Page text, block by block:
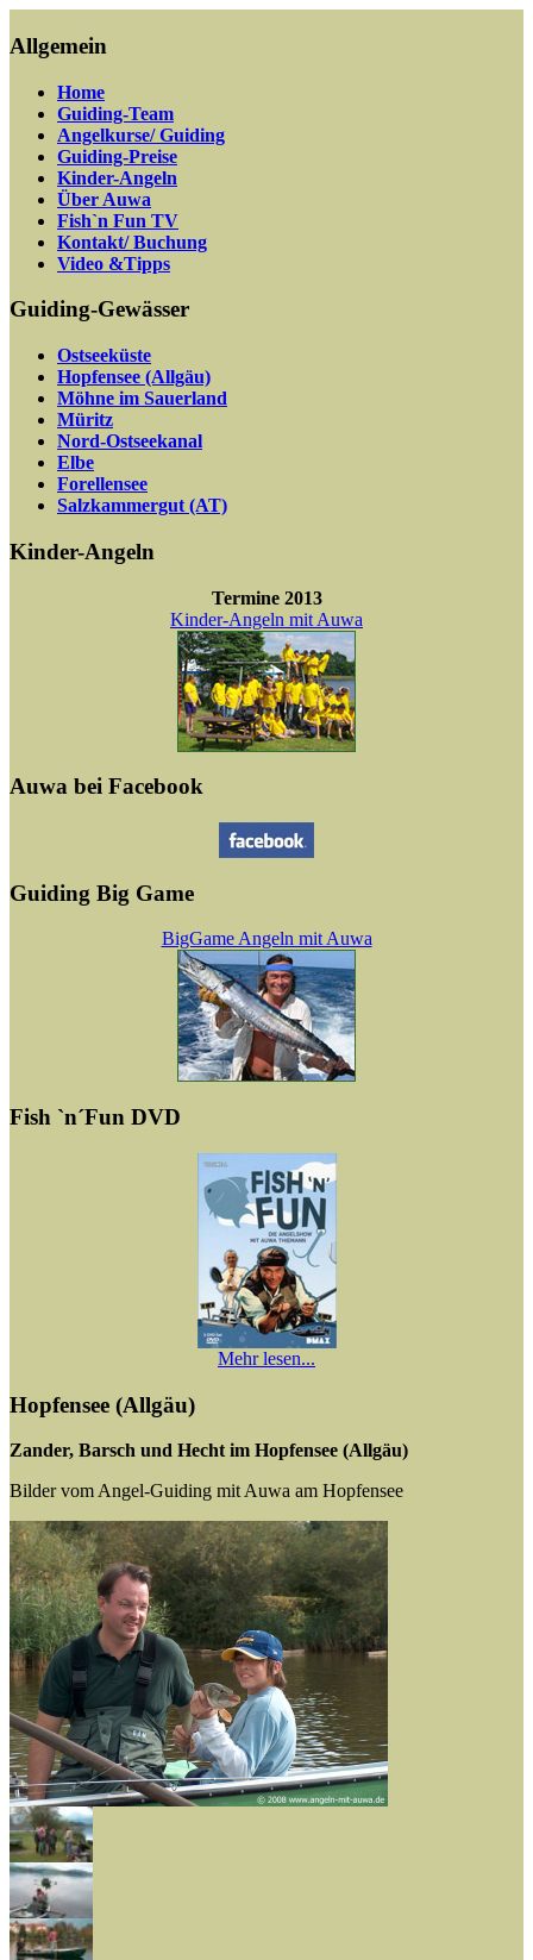
Allgemein
Home
Guiding-Team
Angelkurse/ Guiding
Guiding-Preise
Kinder-Angeln
Über Auwa
Fish`n Fun TV
Kontakt/ Buchung
Video &Tipps
Guiding-Gewässer
Ostseeküste
Hopfensee (Allgäu)
Möhne im Sauerland
Müritz
Nord-Ostseekanal
Elbe
Forellensee
Salzkammergut (AT)
Kinder-Angeln
Termine 2013
Kinder-Angeln mit Auwa
Auwa bei Facebook
Guiding Big Game
BigGame Angeln mit Auwa
Fish `n´Fun DVD
Mehr lesen...
Hopfensee (Allgäu)
Zander, Barsch und Hecht im Hopfensee (Allgäu)
Bilder vom Angel-Guiding mit Auwa am Hopfensee